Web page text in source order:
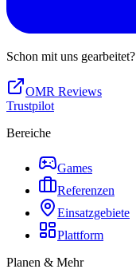
Schon mit uns gearbeitet?
OMR Reviews
Trustpilot
Bereiche
Games
Referenzen
Einsatzgebiete
Plattform
Planen & Mehr